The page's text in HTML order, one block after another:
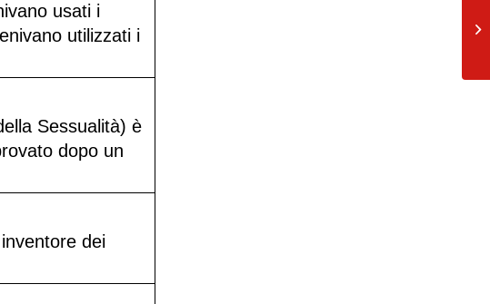
usati i
utilizzati i
Sessualità) è
dopo un
dei